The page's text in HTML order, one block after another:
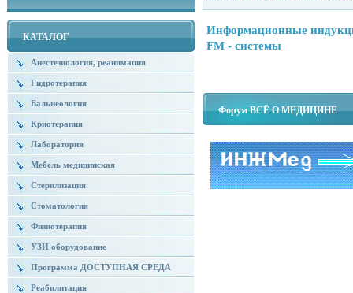
КАТАЛОГ
Анестезиология, реанимация
Гидротерапия
Бальнеология
Криотерапия
Лаборатория
Мебель медицинская
Стерилизация
Стоматология
Физиотерапия
УЗИ оборудование
Программа ДОСТУПНАЯ СРЕДА
Реабилитация
Информационные
FM - системы
Форум ВСЁ О МЕДИЦИНЕ